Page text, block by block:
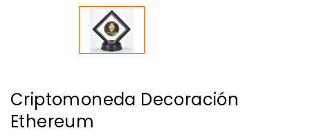
Criptomoneda Decoración
Ethereum